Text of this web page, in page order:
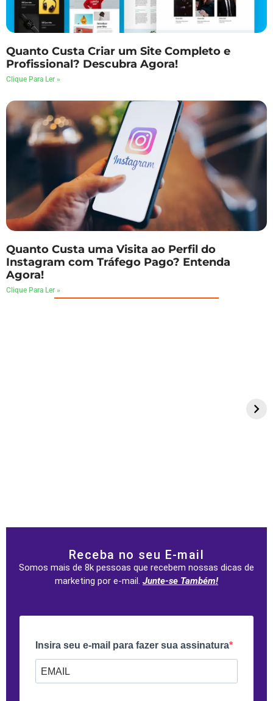
Quanto Custa Criar um Site Completo e
Profissional? Descubra Agora!
Clique Para Ler »
Quanto Custa uma Visita ao Perfil do
Instagram com Tráfego Pago? Entenda
Agora!
Clique Para Ler »
Receba no seu E-mail
Somos mais de 8k pessoas que recebem nossas dicas de
marketing por e-mail. Junte-se Também!
Insira seu e-mail para fazer sua assinatura